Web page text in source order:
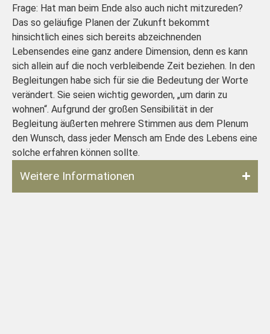
Frage: Hat man beim Ende also auch nicht mitzureden?
Das so geläufige Planen der Zukunft bekommt
hinsichtlich eines sich bereits abzeichnenden
Lebensendes eine ganz andere Dimension, denn es kann
sich allein auf die noch verbleibende Zeit beziehen. In den
Begleitungen habe sich für sie die Bedeutung der Worte
verändert. Sie seien wichtig geworden, „um darin zu
wohnen“. Aufgrund der großen Sensibilität in der
Begleitung äußerten mehrere Stimmen aus dem Plenum
den Wunsch, dass jeder Mensch am Ende des Lebens eine
solche erfahren können sollte.
Weitere Informationen